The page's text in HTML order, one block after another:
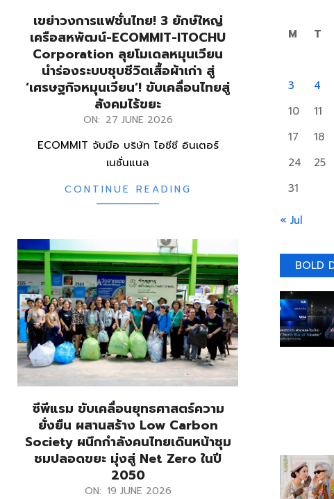
เขย่าวงการแฟชั่นไทย! 3 ยักษ์ใหญ่
เครือสหพัฒน์-ECOMMIT-ITOCHU
Corporation ลุยโมเดลหมุนเวียน
นำร่องระบบชุบชีวิตเสื้อผ้าเก่า สู่
‘เศรษฐกิจหมุนเวียน’! ขับเคลื่อนไทยสู่
สังคมไร้ขยะ
ON: 27 JUNE 2026
ECOMMIT จับมือ บริษัท ไอซีซี อินเตอร์
เนชั่นแนล
CONTINUE READING
ซีพีแรม ขับเคลื่อนยุทธศาสตร์ความ
ยั่งยืน ผสานสร้าง Low Carbon
Society ผนึกกำลังคนไทยเดินหน้าชุม
ชมปลอดขยะ มุ่งสู่ Net Zero ในปี
2050
ON: 19 JUNE 2026
M
T
3
4
10
11
17
18
24
25
31
« Jul
BOLD